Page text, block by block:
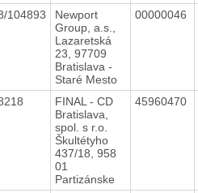
104893
Newport
Group, a.s.,
Lazaretská
23, 97709
Bratislava -
Staré Mesto
00000046
FINAL - CD
Bratislava,
spol. s r.o.
Škultétyho
437/18, 958
01
Partizánske
45960470